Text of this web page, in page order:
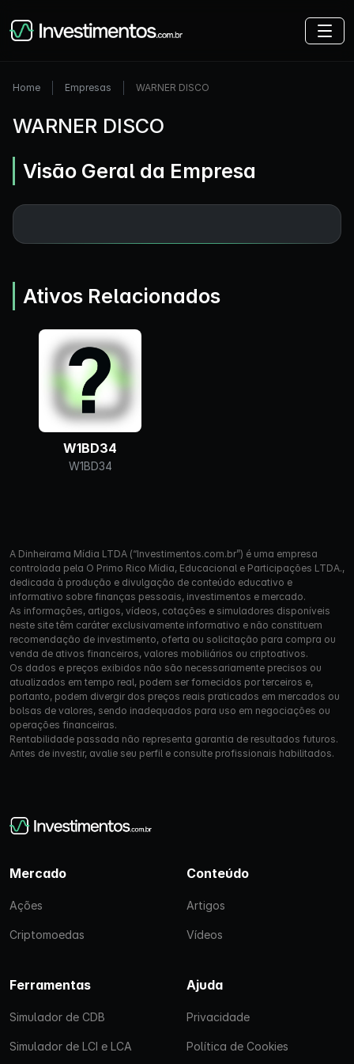
Home Empresas WARNER DISCO
WARNER DISCO
Visão Geral da Empresa
Ativos Relacionados
W1BD34
W1BD34
A Dinheirama Mídia LTDA (“Investimentos.com.br”) é uma empresa
controlada pela O Primo Rico Mídia, Educacional e Participações LTDA.,
dedicada à produção e divulgação de conteúdo educativo e
informativo sobre finanças pessoais, investimentos e mercado.
As informações, artigos, vídeos, cotações e simuladores disponíveis
neste site têm caráter exclusivamente informativo e não constituem
recomendação de investimento, oferta ou solicitação para compra ou
venda de ativos financeiros, valores mobiliários ou criptoativos.
Os dados e preços exibidos não são necessariamente precisos ou
atualizados em tempo real, podem ser fornecidos por terceiros e,
portanto, podem divergir dos preços reais praticados em mercados ou
bolsas de valores, sendo inadequados para uso em negociações ou
operações financeiras.
Rentabilidade passada não representa garantia de resultados futuros.
Antes de investir, avalie seu perfil e consulte profissionais habilitados.
Mercado
Ações
Criptomoedas
Conteúdo
Artigos
Vídeos
Ferramentas
Simulador de CDB
Simulador de LCI e LCA
Ajuda
Privacidade
Política de Cookies